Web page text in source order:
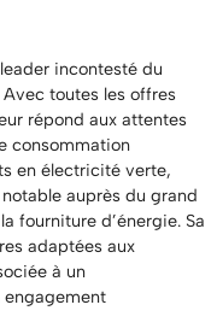
incontesté du
toutes les offres
répond aux attentes
consommation
en électricité verte,
auprès du grand
fourniture d’énergie. Sa
adaptées aux
à un